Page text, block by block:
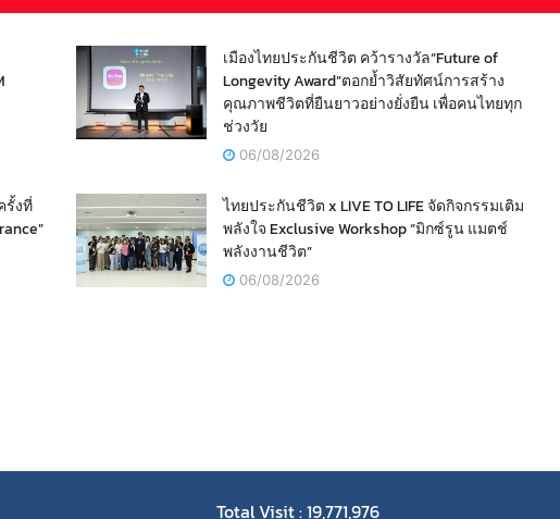
เมืองไทยประกันชีวิต คว้ารางวัล“Future of
Longevity Award”ตอกย้ำวิสัยทัศน์การสร้าง
คุณภาพชีวิตที่ยืนยาวอย่างยั่งยืน เพื่อคนไทยทุก
ช่วงวัย
06/08/2026
รั้งที่
ไทยประกันชีวิต x LIVE TO LIFE จัดกิจกรรมเติม
พลังใจ Exclusive Workshop “มิกซ์รูน แมตช์
พลังงานชีวิต”
06/08/2026
Total Visit : 19,771,976